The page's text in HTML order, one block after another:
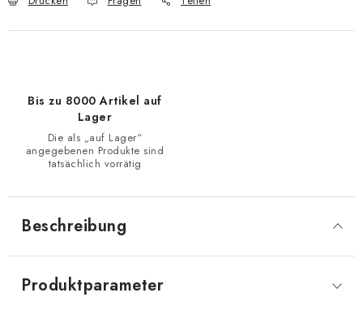
Bis zu 8000 Artikel auf
Lager
Die als „auf Lager“
angegebenen Produkte sind
tatsächlich vorrätig
Beschreibung
Produktparameter